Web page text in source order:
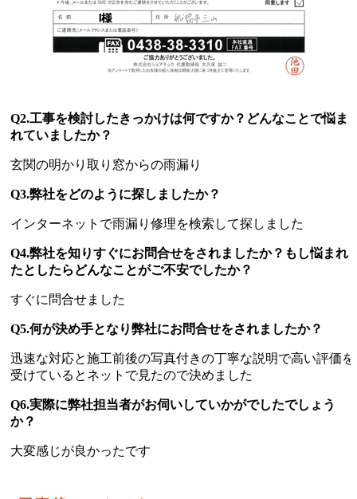
Q2.工事を検討したきっかけは何ですか？どんなことで悩ま
れていましたか？
玄関の明かり取り窓からの雨漏り
Q3.弊社をどのように探しましたか？
インターネットで雨漏り修理を検索して探しました
Q4.弊社を知りすぐにお問合せをされましたか？もし悩まれ
たとしたらどんなことがご不安でしたか？
すぐに問合せました
Q5.何が決め手となり弊社にお問合せをされましたか？
迅速な対応と施工前後の写真付きの丁寧な説明で高い評価を
受けているとネットで見たので決めました
Q6.実際に弊社担当者がお伺いしていかがでしたでしょう
か？
大変感じが良かったです